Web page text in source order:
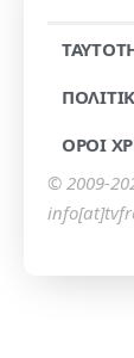
ΟΡΟΙ
© 2009-